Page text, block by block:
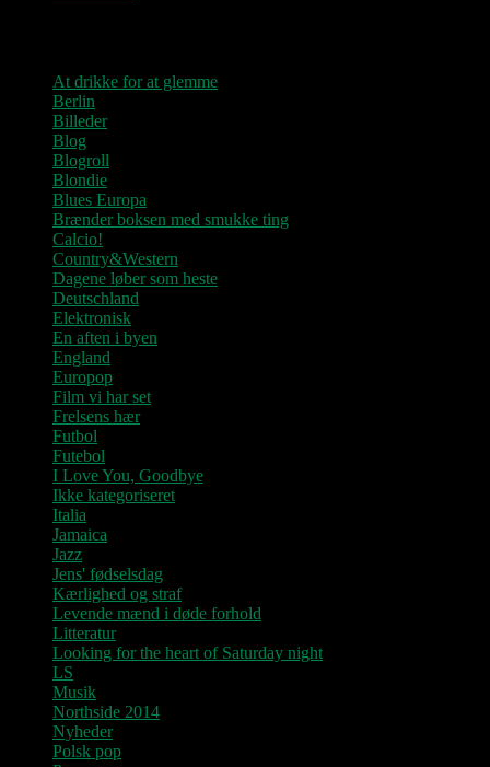
At drikke for at glemme
Berlin
Billeder
Blog
Blogroll
Blondie
Blues Europa
Brænder boksen med smukke ting
Calcio!
Country&Western
Dagene løber som heste
Deutschland
Elektronisk
En aften i byen
England
Europop
Film vi har set
Frelsens hær
Futbol
Futebol
I Love You, Goodbye
Ikke kategoriseret
Italia
Jamaica
Jazz
Jens' fødselsdag
Kærlighed og straf
Levende mænd i døde forhold
Litteratur
Looking for the heart of Saturday night
LS
Musik
Northside 2014
Nyheder
Polsk pop